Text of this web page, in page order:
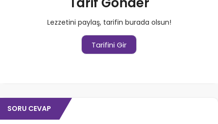
Lezzetini paylaş, tarifin burada olsun!
Tarifini Gir
SORU CEVAP